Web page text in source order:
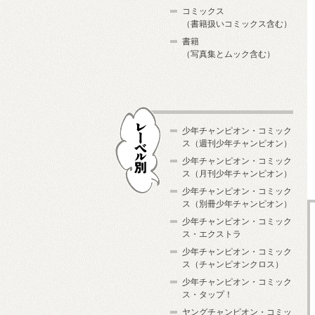
コミックス
（書籍扱いコミックス含む）
書籍
（写真集とムック含む）
少年チャンピオン・コミック
ス（週刊少年チャンピオン）
少年チャンピオン・コミック
ス（月刊少年チャンピオン）
少年チャンピオン・コミック
ス（別冊少年チャンピオン）
少年チャンピオン・コミック
ス・エクストラ
少年チャンピオン・コミック
ス（チャンピオンクロス）
少年チャンピオン・コミック
ス・タップ！
ヤングチャンピオン・コミッ